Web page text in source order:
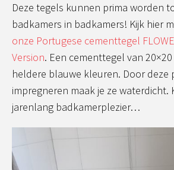
Deze tegels kunnen prima worden
badkamers in badkamers! Kijk hier
onze Portugese cementtegel
Version. Een cementtegel van
heldere blauwe kleuren. Door deze
impregneren maak je ze waterdicht.
jarenlang badkamerplezier…